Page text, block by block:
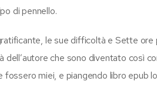
di pennello.
le sue difficoltà e Sette ore
dell’autore che sono diventato così
miei, e piangendo libro epub